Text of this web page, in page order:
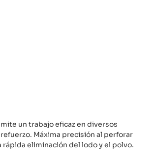
un trabajo eficaz en diversos
Máxima precisión al perforar
eliminación del lodo y el polvo.